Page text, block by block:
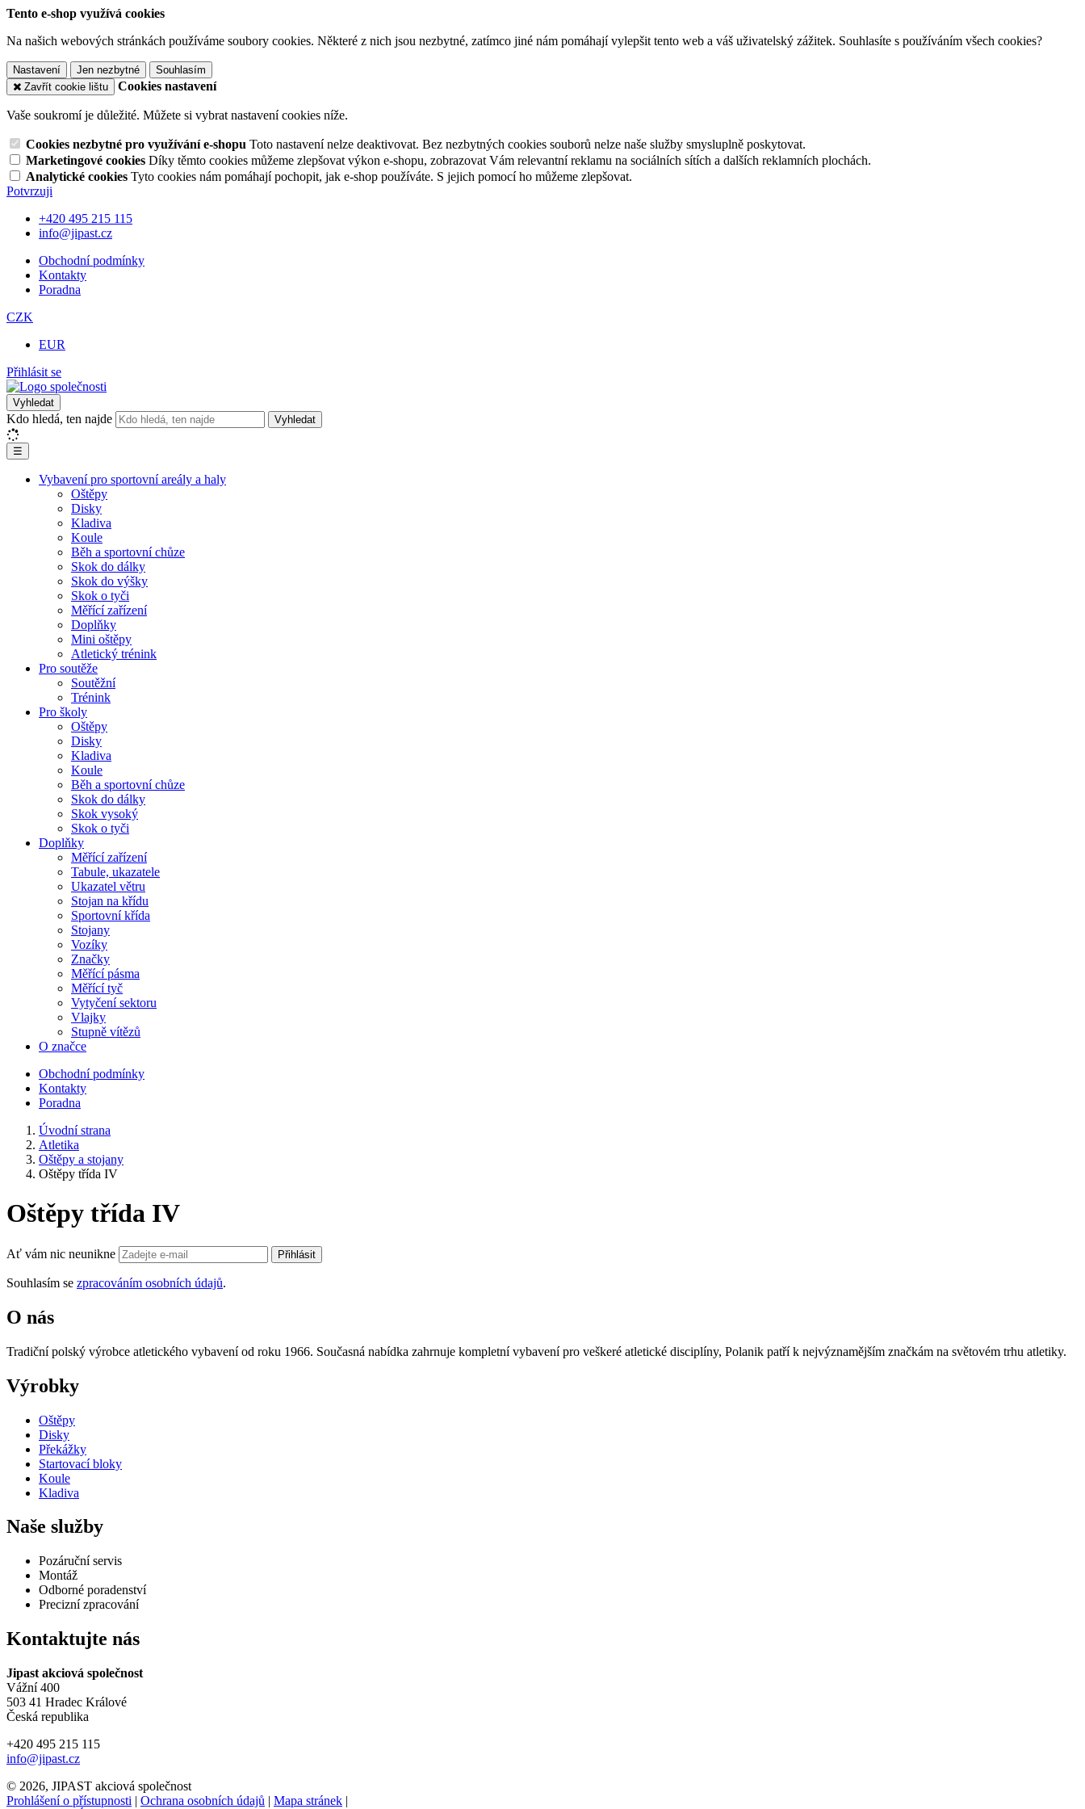
Tento e-shop využívá cookies
Na našich webových stránkách používáme soubory cookies. Některé z nich jsou nezbytné, zatímco jiné nám pomáhají vylepšit tento web a váš uživatelský zážitek. Souhlasíte s používáním všech cookies?
Nastavení Jen nezbytné
Souhlasím
Zavřít cookie lištu
Cookies nastavení
Vaše soukromí je důležité. Můžete si vybrat nastavení cookies níže.
Cookies nezbytné pro využívání e-shopu Toto nastavení nelze deaktivovat. Bez nezbytných cookies souborů nelze naše služby smysluplně poskytovat.
Marketingové cookies Díky těmto cookies můžeme zlepšovat výkon e-shopu, zobrazovat Vám relevantní reklamu na sociálních sítích a dalších reklamních plochách.
Analytické cookies Tyto cookies nám pomáhají pochopit, jak e-shop používáte. S jejich pomocí ho můžeme zlepšovat.
Potvrzuji
+420 495 215 115
info@jipast.cz
Obchodní podmínky
Kontakty
Poradna
CZK
EUR
Přihlásit se
Vyhledat
Kdo hledá, ten najde Vyhledat
☰
Vybavení pro sportovní areály a haly
Oštěpy
Disky
Kladiva
Koule
Běh a sportovní chůze
Skok do dálky
Skok do výšky
Skok o tyči
Měřící zařízení
Doplňky
Mini oštěpy
Atletický trénink
Pro soutěže
Soutěžní
Trénink
Pro školy
Oštěpy
Disky
Kladiva
Koule
Běh a sportovní chůze
Skok do dálky
Skok vysoký
Skok o tyči
Doplňky
Měřící zařízení
Tabule, ukazatele
Ukazatel větru
Stojan na křídu
Sportovní křída
Stojany
Vozíky
Značky
Měřící pásma
Měřící tyč
Vytyčení sektoru
Vlajky
Stupně vítězů
O značce
Obchodní podmínky
Kontakty
Poradna
Úvodní strana
Atletika
Oštěpy a stojany
Oštěpy třída IV
Oštěpy třída IV
Ať vám nic neunikne Přihlásit
Souhlasím se zpracováním osobních údajů.
O nás
Tradiční polský výrobce atletického vybavení od roku 1966. Současná nabídka zahrnuje kompletní vybavení pro veškeré atletické disciplíny, Polanik patří k nejvýznamějším značkám na světovém trhu atletiky.
Výrobky
Oštěpy
Disky
Překážky
Startovací bloky
Koule
Kladiva
Naše služby
Pozáruční servis
Montáž
Odborné poradenství
Precizní zpracování
Kontaktujte nás
Jipast akciová společnost
Vážní 400
503 41 Hradec Králové
Česká republika
+420 495 215 115
info@jipast.cz
© 2026, JIPAST akciová společnost
Prohlášení o přístupnosti | Ochrana osobních údajů | Mapa stránek |